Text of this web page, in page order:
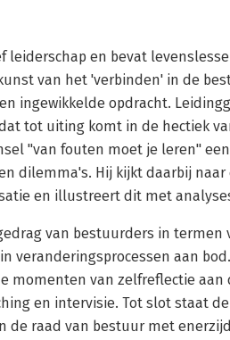
leiderschap en bevat
van het 'verbinden' in de
ingewikkelde opdracht.
tot uiting komt in de hectiek
"van fouten moet je leren"
dilemma's. Hij kijkt daarbij
en illustreert dit met
van bestuurders in termen
veranderingsprocessen aan
momenten van zelfreflectie aan
en intervisie. Tot slot staat
de raad van bestuur met